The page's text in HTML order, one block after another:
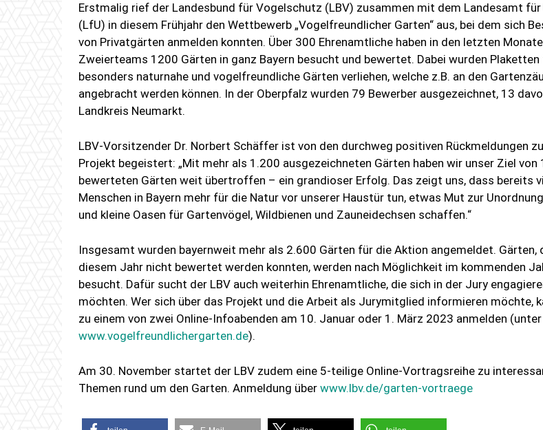
Erstmalig rief der Landesbund für Vogelschutz (LBV) zusammen mit dem Landesamt
(LfU) in diesem Frühjahr den Wettbewerb „Vogelfreundlicher Garten“ aus, bei dem sich
von Privatgärten anmelden konnten. Über 300 Ehrenamtliche haben in den letzten
Zweierteams 1200 Gärten in ganz Bayern besucht und bewertet. Dabei wurden
besonders naturnahe und vogelfreundliche Gärten verliehen, welche z.B. an den
angebracht werden können. In der Oberpfalz wurden 79 Bewerber ausgezeichnet, 13
Landkreis Neumarkt.
LBV-Vorsitzender Dr. Norbert Schäffer ist von den durchweg positiven Rückmeldungen
Projekt begeistert: „Mit mehr als 1.200 ausgezeichneten Gärten haben wir unser Ziel von
bewerteten Gärten weit übertroffen – ein grandioser Erfolg. Das zeigt uns, dass bereits
Menschen in Bayern mehr für die Natur vor unserer Haustür tun, etwas Mut zur
und kleine Oasen für Gartenvögel, Wildbienen und Zauneidechsen schaffen.“
Insgesamt wurden bayernweit mehr als 2.600 Gärten für die Aktion angemeldet. Gärten,
diesem Jahr nicht bewertet werden konnten, werden nach Möglichkeit im kommenden
besucht. Dafür sucht der LBV auch weiterhin Ehrenamtliche, die sich in der Jury
möchten. Wer sich über das Projekt und die Arbeit als Jurymitglied informieren möchte,
zu einem von zwei Online-Infoabenden am 10. Januar oder 1. März 2023 anmelden (unter
www.vogelfreundlichergarten.de).
Am 30. November startet der LBV zudem eine 5-teilige Online-Vortragsreihe zu
Themen rund um den Garten. Anmeldung über www.lbv.de/garten-vortraege